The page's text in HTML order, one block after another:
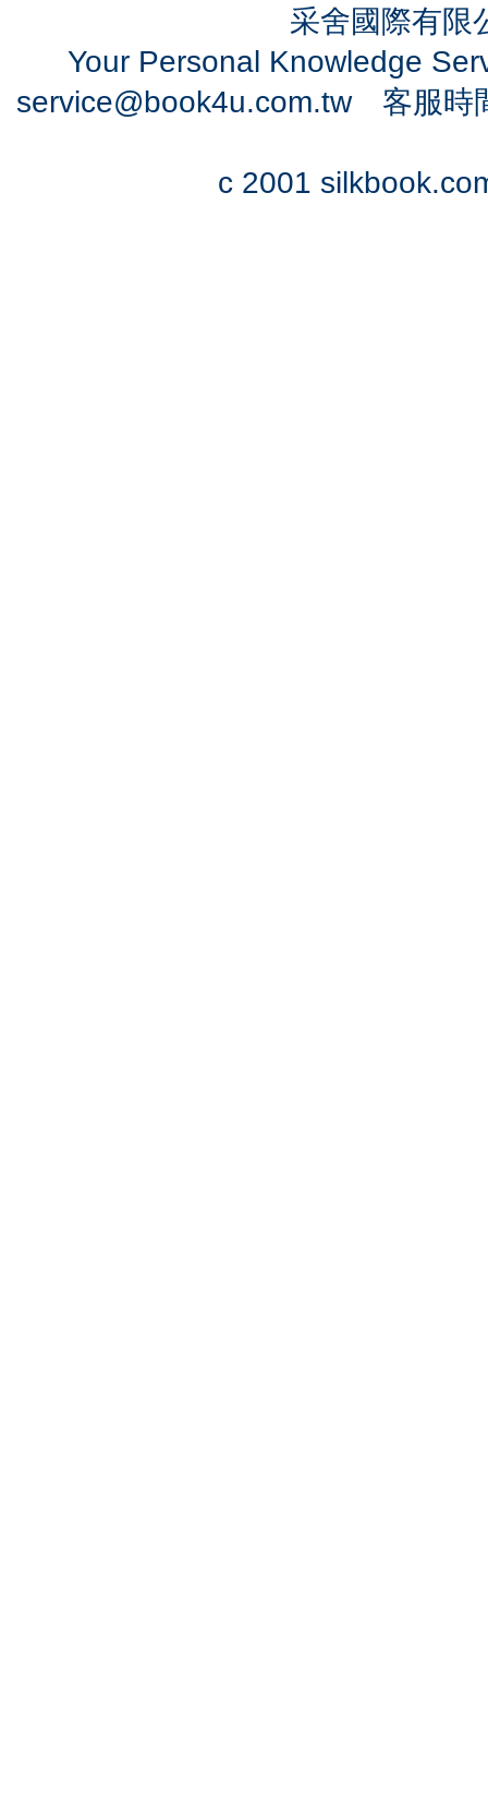
采舍國際有
Your Personal Knowledge
service@book4u.com.tw客服時
c 2001